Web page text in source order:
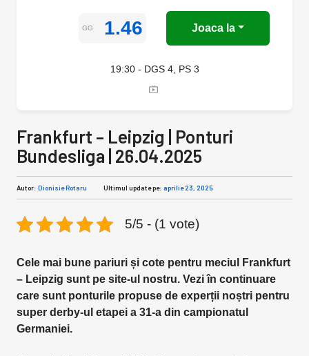
GG 1.46 Joaca la
19:30 - DGS 4, PS 3
Frankfurt – Leipzig | Ponturi
Bundesliga | 26.04.2025
Autor: Dionisie Rotaru Ultimul update pe: aprilie 23, 2025
5/5 - (1 vote)
Cele mai bune pariuri și cote pentru meciul Frankfurt
– Leipzig sunt pe site-ul nostru. Vezi în continuare
care sunt ponturile propuse de experții noștri pentru
super derby-ul etapei a 31-a din campionatul
Germaniei.